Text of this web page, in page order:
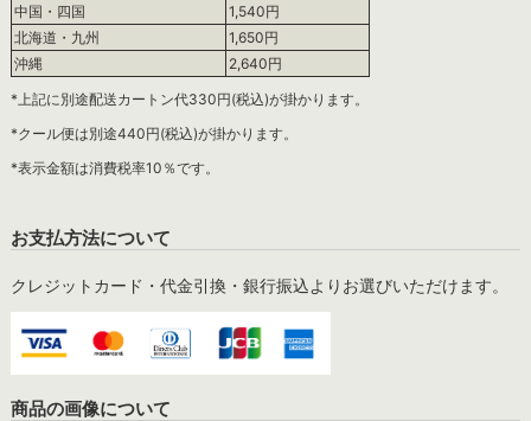
中国・四国
1,540円
北海道・九州
1,650円
沖縄
2,640円
*上記に別途配送カートン代330円(税込)が掛かります。
*クール便は別途440円(税込)が掛かります。
*表示金額は消費税率10％です。
お支払方法について
クレジットカード・代金引換・銀行振込よりお選びいただけます。
商品の画像について